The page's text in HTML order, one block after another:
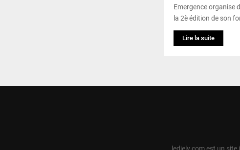
Emergence organise
la 2è édition de son
Lire la suite